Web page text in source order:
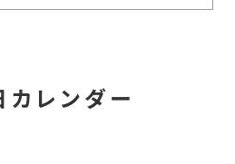
カレンダー